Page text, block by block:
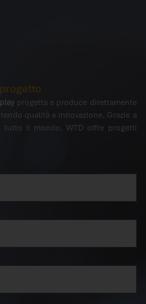
progetta e produce direttamente
qualità e innovazione. Grazie a
il mondo, WTD offre progetti